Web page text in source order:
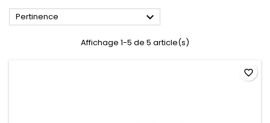
Pertinence 
Affichage 1-5 de 5 article(s)
favorite_border